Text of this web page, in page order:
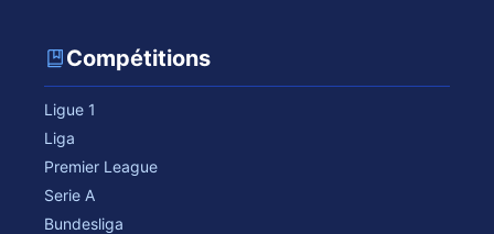
Compétitions
Ligue 1
Liga
Premier League
Serie A
Bundesliga